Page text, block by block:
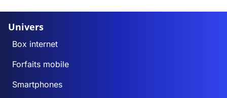
Univers
Box internet
Forfaits mobile
Smartphones